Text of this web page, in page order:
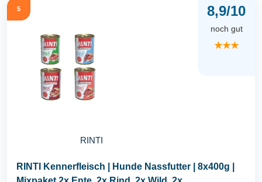
5
RINTI
8,9/10
noch gut
★★★
RINTI Kennerfleisch | Hunde Nassfutter | 8x400g |